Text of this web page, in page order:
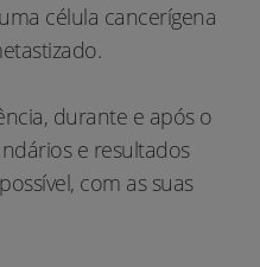
célula cancerígena
durante e após o
e resultados
com as suas